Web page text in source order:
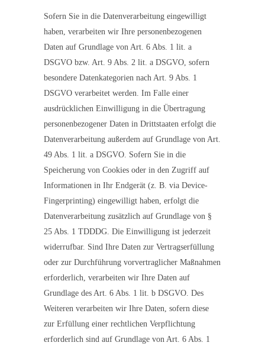
Sofern Sie in die Datenverarbeitung eingewilligt
haben, verarbeiten wir Ihre personenbezogenen
Daten auf Grundlage von Art. 6 Abs. 1 lit. a
DSGVO bzw. Art. 9 Abs. 2 lit. a DSGVO, sofern
besondere Datenkategorien nach Art. 9 Abs. 1
DSGVO verarbeitet werden. Im Falle einer
ausdrücklichen Einwilligung in die Übertragung
personenbezogener Daten in Drittstaaten erfolgt die
Datenverarbeitung außerdem auf Grundlage von Art.
49 Abs. 1 lit. a DSGVO. Sofern Sie in die
Speicherung von Cookies oder in den Zugriff auf
Informationen in Ihr Endgerät (z. B. via Device-
Fingerprinting) eingewilligt haben, erfolgt die
Datenverarbeitung zusätzlich auf Grundlage von §
25 Abs. 1 TDDDG. Die Einwilligung ist jederzeit
widerrufbar. Sind Ihre Daten zur Vertragserfüllung
oder zur Durchführung vorvertraglicher Maßnahmen
erforderlich, verarbeiten wir Ihre Daten auf
Grundlage des Art. 6 Abs. 1 lit. b DSGVO. Des
Weiteren verarbeiten wir Ihre Daten, sofern diese
zur Erfüllung einer rechtlichen Verpflichtung
erforderlich sind auf Grundlage von Art. 6 Abs. 1